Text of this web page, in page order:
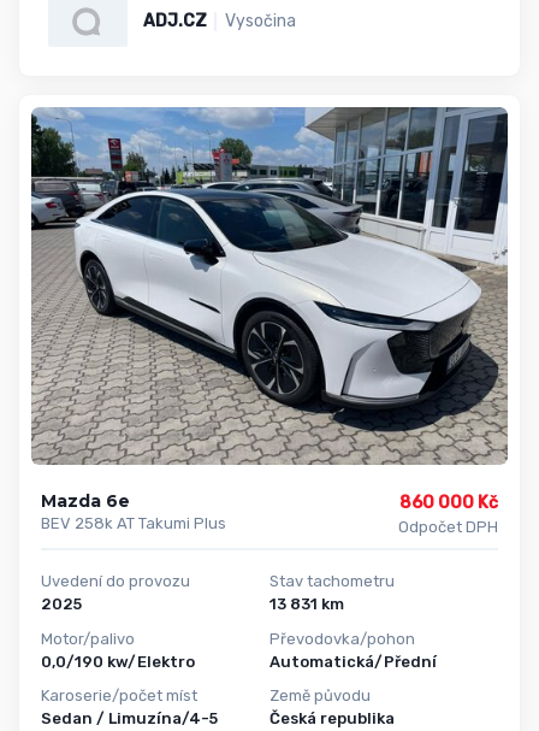
ADJ.CZ Vysočina
Mazda 6e
BEV 258k AT Takumi Plus
860 000 Kč
Odpočet DPH
Uvedení do provozu
2025
Motor/palivo
0,0/190 kw/Elektro
Karoserie/počet míst
Sedan / Limuzína/4-5
Stav tachometru
13 831 km
Převodovka/pohon
Automatická/Přední
Země původu
Česká republika